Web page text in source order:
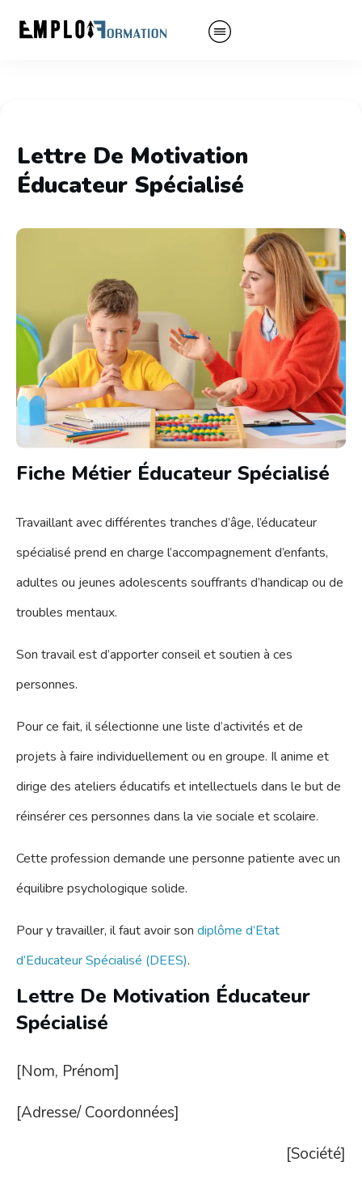
Lettre De Motivation
Éducateur Spécialisé
Fiche Métier Éducateur Spécialisé
Travaillant avec différentes tranches d’âge, l’éducateur
spécialisé prend en charge l’accompagnement d’enfants,
adultes ou jeunes adolescents souffrants d’handicap ou de
troubles mentaux.
Son travail est d’apporter conseil et soutien à ces
personnes.
Pour ce fait, il sélectionne une liste d’activités et de
projets à faire individuellement ou en groupe. Il anime et
dirige des ateliers éducatifs et intellectuels dans le but de
réinsérer ces personnes dans la vie sociale et scolaire.
Cette profession demande une personne patiente avec un
équilibre psychologique solide.
Pour y travailler, il faut avoir son diplôme d’Etat
d’Educateur Spécialisé (DEES).
Lettre De Motivation Éducateur
Spécialisé
[Nom, Prénom]
[Adresse/ Coordonnées]
[Société]